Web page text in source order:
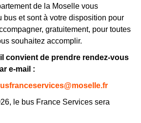
de la Moselle vous
bus et sont à votre disposition pour
gratuitement, pour toutes
souhaitez accomplir.
convient de prendre rendez-vous
e-mail :
le bus France Services sera